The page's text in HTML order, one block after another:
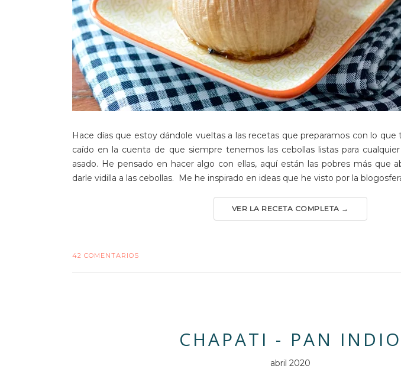
Hace días que estoy dándole vueltas a las recetas que preparamos con lo
caído en la cuenta de que siempre tenemos las cebollas listas para
asado. He pensado en hacer algo con ellas, aquí están las pobres más que
darle vidilla a las cebollas. Me he inspirado en ideas que he visto por la
VER LA RECETA COMPLETA →
42 COMENTARIOS
CHAPATI - PAN INDIO
abril 2020